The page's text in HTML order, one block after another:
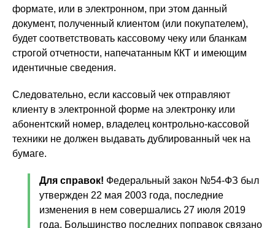
формате, или в электронном, при этом данный
документ, полученный клиентом (или покупателем),
будет соответствовать кассовому чеку или бланкам
строгой отчетности, напечатанным ККТ и имеющим
идентичные сведения.
Следовательно, если кассовый чек отправляют
клиенту в электронной форме на электронку или
абонентский номер, владелец контрольно-кассовой
техники не должен выдавать дублированный чек на
бумаге.
Для справок! Федеральный закон №54-ФЗ был
утвержден 22 мая 2003 года, последние
изменения в нем совершались 27 июля 2019
года. Большинство последних поправок связано